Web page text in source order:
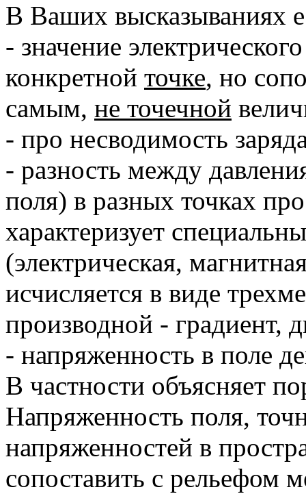
В Ваших высказываниях
- значение
конкретной точке, но
самым, не точечной
- про несводимость
- разность между
поля) в разных точках
характеризует
(электрическая,
исчисляется в виде
производной - градиент,
- напряженность в поле
В частности объясняет
Напряженность поля,
напряженностей в
сопоставить с рельефом